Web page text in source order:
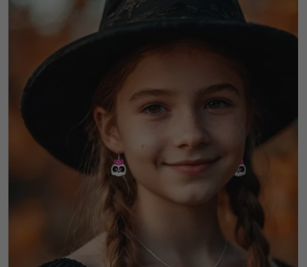
Ao criar uma conta em disfracestuyyo.pt
, você poderá fazer suas
compras rapidamente em nossa loja virtual, verificar o status de seus
pedidos e consultar suas operações anteriores.
Vá em frente! Estávamos esperando por você.
CRIAR CONTA